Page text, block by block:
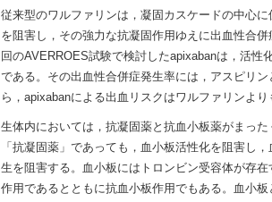
従来型のワルファリンは，凝固カスケードの中心
を阻害し，その強力な抗凝固作用ゆえに出血性合
回のAVERROES試験で検討したapixabanは，活性
である。その出血性合併症発生率には，アスピリ
ら，apixabanによる出血リスクはワルファリンより
生体内においては，抗凝固薬と抗血小板薬がまっ
「抗凝固薬」であっても，血小板活性化を阻害し
生を阻害する。血小板にはトロンビン受容体が存
作用であるとともに抗血小板作用でもある。血小